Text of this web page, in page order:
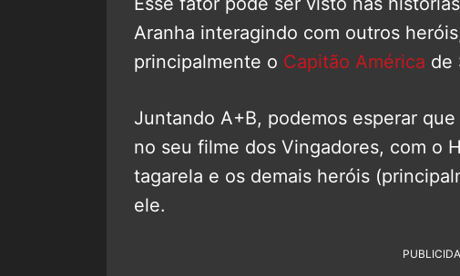
Aranha interagindo com outros
principalmente o Capitão América de
Juntando A+B, podemos esperar
no seu filme dos Vingadores, com o
tagarela e os demais heróis
ele.